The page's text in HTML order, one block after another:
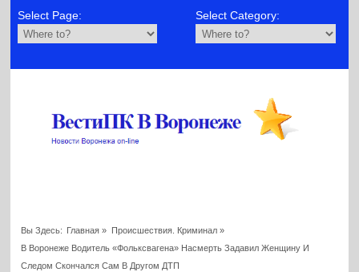
Select Page: Select Category:
Вы Здесь: Главная » Происшествия. Криминал»
В Воронеже Водитель «Фольксвагена» Насмерть Задавил Женщину И
Следом Скончался Сам В Другом ДТП